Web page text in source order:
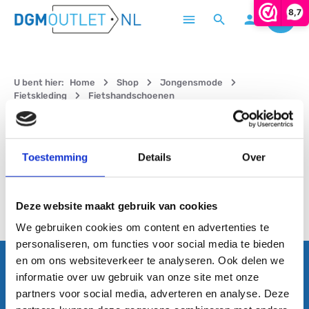
Toestemming Details Over
Deze website maakt gebruik van cookies
We gebruiken cookies om content en advertenties te
personaliseren, om functies voor social media te bieden
en om ons websiteverkeer te analyseren. Ook delen we
informatie over uw gebruik van onze site met onze
partners voor social media, adverteren en analyse. Deze
8,7
Ga naar de hoofdinhoud
U bent hier: Home Shop
Jongensmode
Fietskleding
Fietshandschoenen
Abonneer nu op onze regelmatig verschijnende nieuwsbrief
om op de hoogte blijven van de laatste producten en